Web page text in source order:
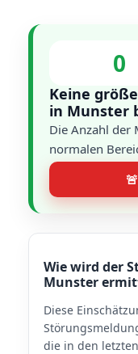
0
Keine
in Munster
Die Anzahl der
normalen
Wie wird der
Munster
Diese
die in den